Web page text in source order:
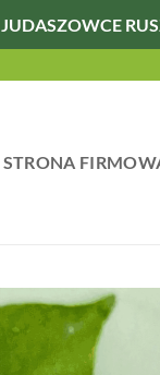
JUDASZOWCE
STRONA